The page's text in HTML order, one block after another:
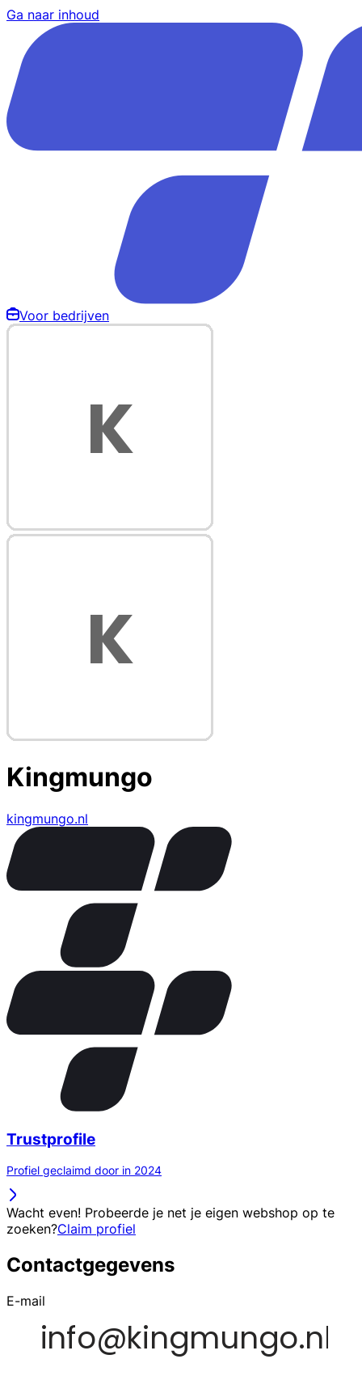
Ga naar inhoud
Voor bedrijven
Kingmungo
kingmungo.nl
Trustprofile
Profiel geclaimd door in 2024
Wacht even! Probeerde je net je eigen webshop op te
zoeken?Claim profiel
Contactgegevens
E-mail